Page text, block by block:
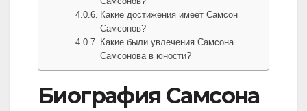
Какие достижения имеет Самсон
Самсонов?
Какие были увлечения Самсона
Самсонова в юности?
Биография Самсона